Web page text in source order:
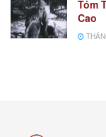
Tóm
Cao